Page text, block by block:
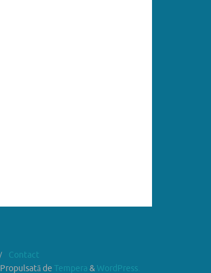
Contact
Propulsată de Tempera & WordPress.